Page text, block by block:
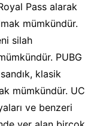
Pass alarak
mümkündür.
silah
PUBG
klasik
mümkündür. UC
ve benzeri